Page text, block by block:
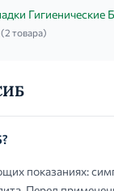
Гигиенические
(2 товара)
показаниях: